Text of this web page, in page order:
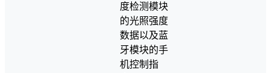
度检测模块
的光照强度
数据以及蓝
牙模块的手
机控制指